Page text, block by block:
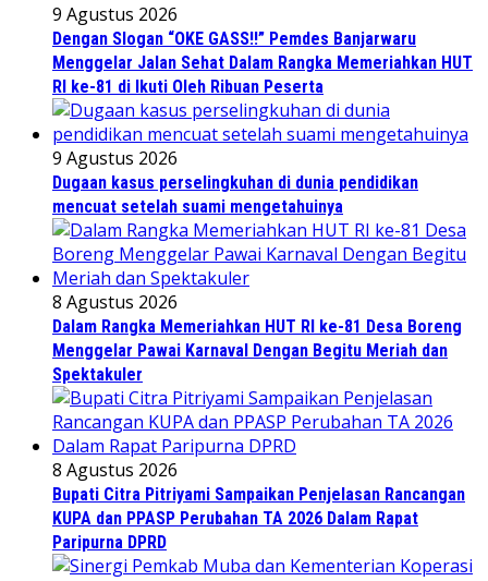
9 Agustus 2026
Dengan Slogan “OKE GASS!!” Pemdes Banjarwaru
Menggelar Jalan Sehat Dalam Rangka Memeriahkan HUT
RI ke-81 di Ikuti Oleh Ribuan Peserta
9 Agustus 2026
Dugaan kasus perselingkuhan di dunia pendidikan
mencuat setelah suami mengetahuinya
8 Agustus 2026
Dalam Rangka Memeriahkan HUT RI ke-81 Desa Boreng
Menggelar Pawai Karnaval Dengan Begitu Meriah dan
Spektakuler
8 Agustus 2026
Bupati Citra Pitriyami Sampaikan Penjelasan Rancangan
KUPA dan PPASP Perubahan TA 2026 Dalam Rapat
Paripurna DPRD